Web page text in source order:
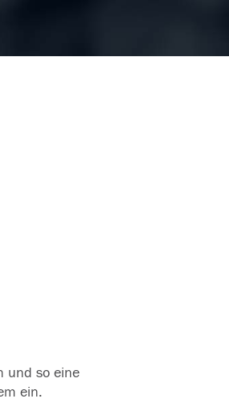
und so eine
ein.